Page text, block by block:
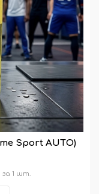
Sport AUTО)
за 1 шт.